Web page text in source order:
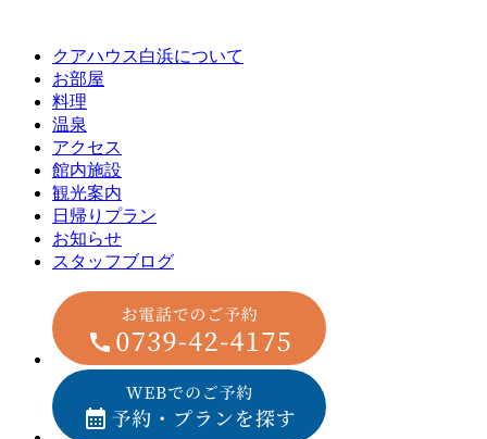
クアハウス白浜について
お部屋
料理
温泉
アクセス
館内施設
観光案内
⽇帰りプラン
お知らせ
スタッフブログ